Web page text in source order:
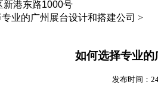
新港东路1000号
业的广州展台设计和搭建公司 >
如何选择专业的
发布时间：